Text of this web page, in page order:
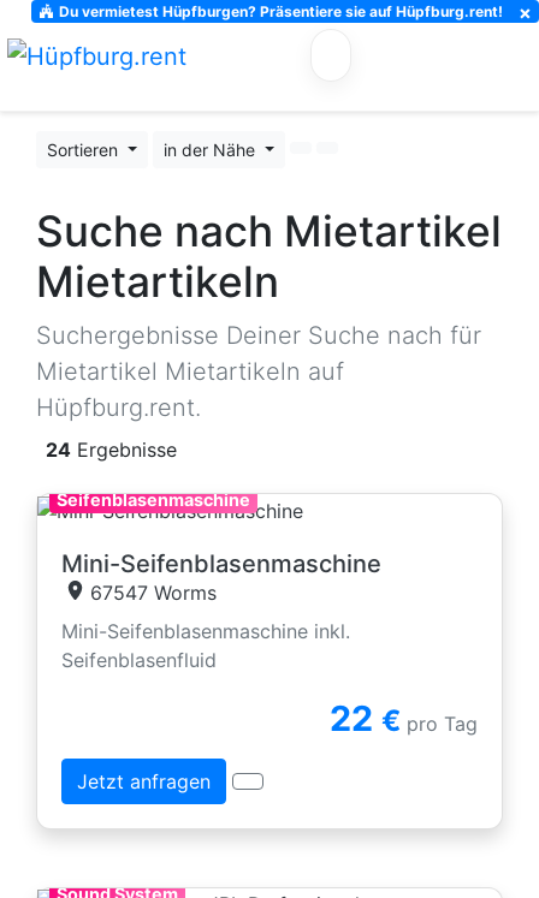
Du vermietest Hüpfburgen? Präsentiere sie auf Hüpfburg.rent! ×
Sortieren in der Nähe
Suche nach Mietartikel
Mietartikeln
Suchergebnisse Deiner Suche nach für
Mietartikel Mietartikeln auf
Hüpfburg.rent.
24 Ergebnisse
Seifenblasenmaschine
Mini-Seifenblasenmaschine
67547 Worms
Mini-Seifenblasenmaschine inkl.
Seifenblasenfluid
22 € pro Tag
Jetzt anfragen
Sound System